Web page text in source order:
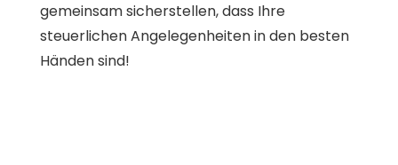
gemeinsam sicherstellen, dass Ihre
steuerlichen Angelegenheiten in den besten
Händen sind!